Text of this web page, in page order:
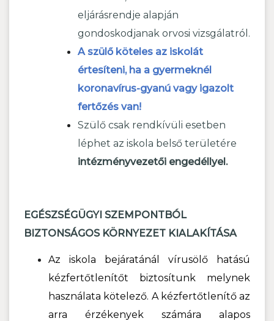
eljárásrendje alapján
gondoskodjanak orvosi vizsgálatról.
A szülő köteles az iskolát
értesíteni, ha a gyermeknél
koronavírus-gyanú vagy igazolt
fertőzés van!
Szülő csak rendkívüli esetben
léphet az iskola belső területére
intézményvezetői engedéllyel.
EGÉSZSÉGÜGYI SZEMPONTBÓL
BIZTONSÁGOS KÖRNYEZET KIALAKÍTÁSA
Az iskola bejáratánál vírusölő hatású
kézfertőtlenítőt biztosítunk melynek
használata kötelező. A kézfertőtlenítő az
arra érzékenyek számára alapos